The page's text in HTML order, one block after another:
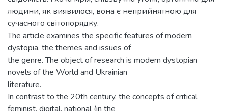
людини, як виявилося, вона є неприйнятною для
сучасного світопорядку.
The article examines the specific features of modern
dystopia, the themes and issues of
the genre. The object of research is modern dystopian
novels of the World and Ukrainian
literature.
In contrast to the 20th century, the concepts of critical,